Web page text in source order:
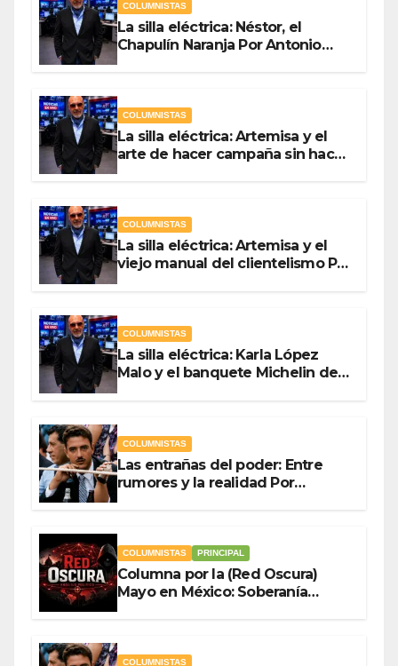
COLUMNISTAS
La silla eléctrica: Néstor, el
Chapulín Naranja Por Antonio
COLUMNISTAS
La silla eléctrica: Artemisa y el
arte de hacer campaña sin hacer
COLUMNISTAS
La silla eléctrica: Artemisa y el
viejo manual del clientelismo Por
COLUMNISTAS
La silla eléctrica: Karla López
Malo y el banquete Michelin del
COLUMNISTAS
Las entrañas del poder: Entre
rumores y la realidad Por
COLUMNISTAS PRINCIPAL
Columna por la (Red Oscura)
Mayo en México: Soberanía
COLUMNISTAS